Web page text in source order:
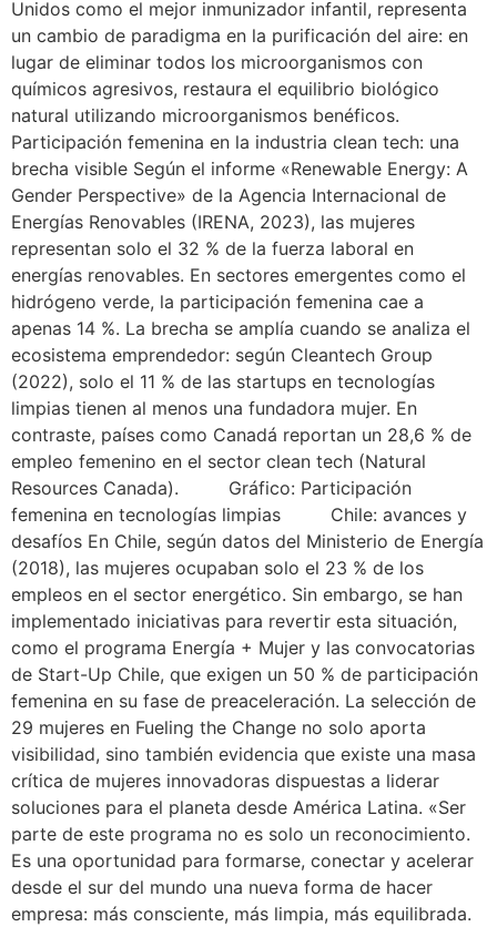
Unidos como el mejor inmunizador infantil, representa
un cambio de paradigma en la purificación del aire: en
lugar de eliminar todos los microorganismos con
químicos agresivos, restaura el equilibrio biológico
natural utilizando microorganismos benéficos.
Participación femenina en la industria clean tech: una
brecha visible Según el informe «Renewable Energy: A
Gender Perspective» de la Agencia Internacional de
Energías Renovables (IRENA, 2023), las mujeres
representan solo el 32 % de la fuerza laboral en
energías renovables. En sectores emergentes como el
hidrógeno verde, la participación femenina cae a
apenas 14 %. La brecha se amplía cuando se analiza el
ecosistema emprendedor: según Cleantech Group
(2022), solo el 11 % de las startups en tecnologías
limpias tienen al menos una fundadora mujer. En
contraste, países como Canadá reportan un 28,6 % de
empleo femenino en el sector clean tech (Natural
Resources Canada). Gráfico: Participación
femenina en tecnologías limpias Chile: avances y
desafíos En Chile, según datos del Ministerio de Energía
(2018), las mujeres ocupaban solo el 23 % de los
empleos en el sector energético. Sin embargo, se han
implementado iniciativas para revertir esta situación,
como el programa Energía + Mujer y las convocatorias
de Start-Up Chile, que exigen un 50 % de participación
femenina en su fase de preaceleración. La selección de
29 mujeres en Fueling the Change no solo aporta
visibilidad, sino también evidencia que existe una masa
crítica de mujeres innovadoras dispuestas a liderar
soluciones para el planeta desde América Latina. «Ser
parte de este programa no es solo un reconocimiento.
Es una oportunidad para formarse, conectar y acelerar
desde el sur del mundo una nueva forma de hacer
empresa: más consciente, más limpia, más equilibrada.